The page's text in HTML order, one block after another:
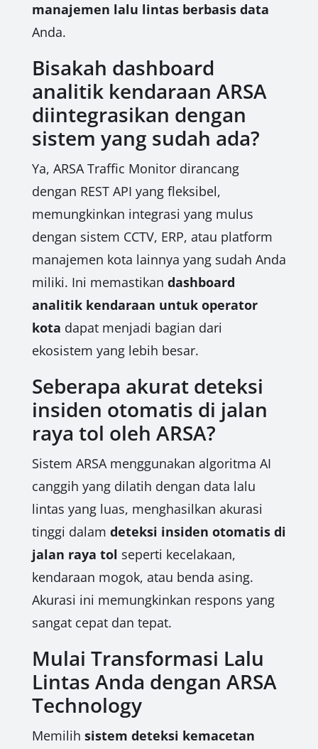
manajemen lalu lintas berbasis data
Anda.
Bisakah dashboard
analitik kendaraan ARSA
diintegrasikan dengan
sistem yang sudah ada?
Ya, ARSA Traffic Monitor dirancang
dengan REST API yang fleksibel,
memungkinkan integrasi yang mulus
dengan sistem CCTV, ERP, atau platform
manajemen kota lainnya yang sudah Anda
miliki. Ini memastikan dashboard
analitik kendaraan untuk operator
kota dapat menjadi bagian dari
ekosistem yang lebih besar.
Seberapa akurat deteksi
insiden otomatis di jalan
raya tol oleh ARSA?
Sistem ARSA menggunakan algoritma AI
canggih yang dilatih dengan data lalu
lintas yang luas, menghasilkan akurasi
tinggi dalam deteksi insiden otomatis di
jalan raya tol seperti kecelakaan,
kendaraan mogok, atau benda asing.
Akurasi ini memungkinkan respons yang
sangat cepat dan tepat.
Mulai Transformasi Lalu
Lintas Anda dengan ARSA
Technology
Memilih sistem deteksi kemacetan